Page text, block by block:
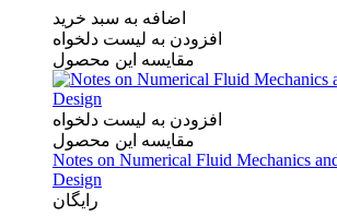
اضافه به سبد خرید
افزودن به لیست دلخواه
مقایسه این محصول
افزودن به لیست دلخواه
مقایسه این محصول
Notes on Numerical Fluid Mechanics
Design
رایگان